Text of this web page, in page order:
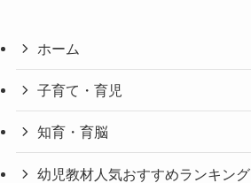
ホーム
子育て・育児
知育・育脳
幼児教材人気おすすめランキング